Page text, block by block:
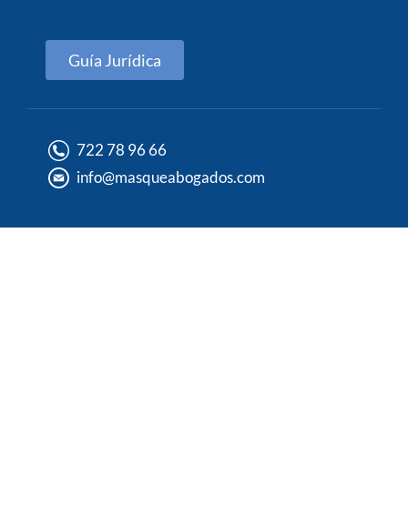
Guía Jurídica
722 78 96 66
info@masqueabogados.com